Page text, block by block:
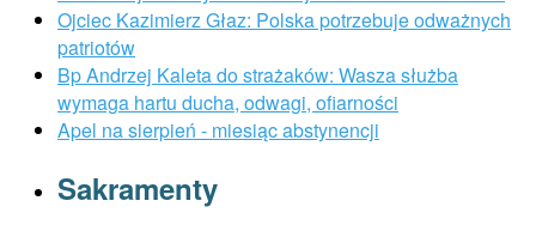
Ojciec Kazimierz Głaz: Polska potrzebuje odważnych
patriotów
Bp Andrzej Kaleta do strażaków: Wasza służba
wymaga hartu ducha, odwagi, ofiarności
Apel na sierpień - miesiąc abstynencji
Sakramenty